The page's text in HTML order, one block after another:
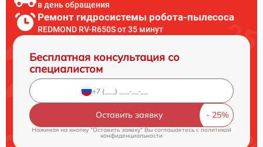
в день обращения
Ремонт гидросистемы робота-пылесоса
REDMOND RV-R650S от 35 минут
Бесплатная консультация со
специалистом
Оставить заявку
Нажимая на кнопку "Оставить заявку" Вы соглашаетесь c политикой
конфиденциальности